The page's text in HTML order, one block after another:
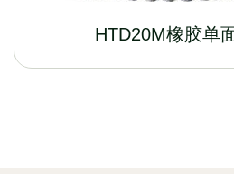
HTD20M橡胶单